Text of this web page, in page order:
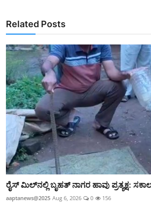
Related Posts
ರೈಸ್ ಮಿಲ್‌ನಲ್ಲಿ ಬೃಹತ್ ನಾಗರ ಹಾವು ಪ್ರತ್ಯಕ್ಷ:
aaptanews@2025 Aug 6, 2026 0 156